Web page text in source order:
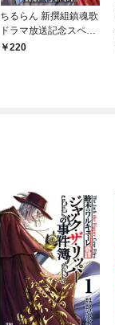
ちるらん 新撰組鎮魂歌
ドラマ放送記念スペシ
ャル読切《前編》
220